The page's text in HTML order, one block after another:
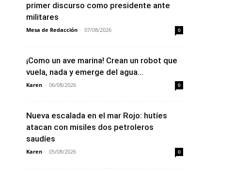
primer discurso como presidente ante
militares
Mesa de Redacción - 07/08/2026 0
¡Como un ave marina! Crean un robot que
vuela, nada y emerge del agua...
Karen - 06/08/2026 0
Nueva escalada en el mar Rojo: hutíes
atacan con misiles dos petroleros
saudíes
Karen - 05/08/2026 0